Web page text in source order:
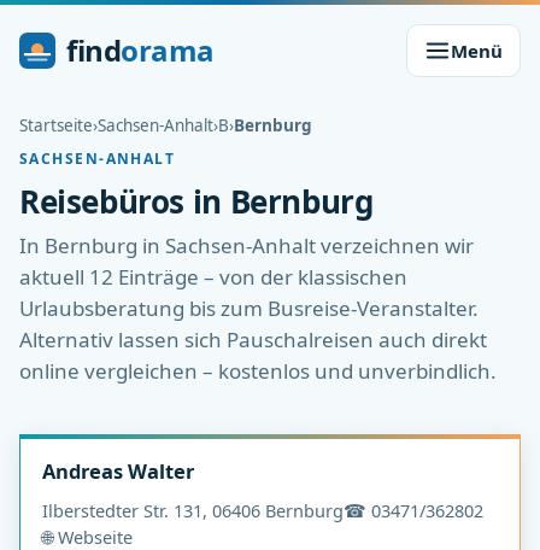
findorama Menü
Startseite›Sachsen-Anhalt›B›Bernburg
SACHSEN-ANHALT
Reisebüros in Bernburg
In Bernburg in Sachsen-Anhalt verzeichnen wir
aktuell 12 Einträge – von der klassischen
Urlaubsberatung bis zum Busreise-Veranstalter.
Alternativ lassen sich Pauschalreisen auch direkt
online vergleichen – kostenlos und unverbindlich.
Andreas Walter
Ilberstedter Str. 131, 06406 Bernburg☎ 03471/362802
🌐 Webseite